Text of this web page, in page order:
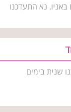
נא התעדכנו
שנית בימים